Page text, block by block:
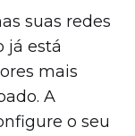
suas redes
já está
mais
A
o seu